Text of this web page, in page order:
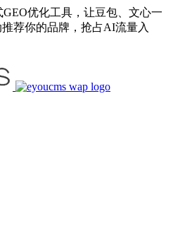
优化工具，让豆包、文心一
推荐你的品牌，抢占AI流量入